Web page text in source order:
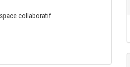
collaboratif